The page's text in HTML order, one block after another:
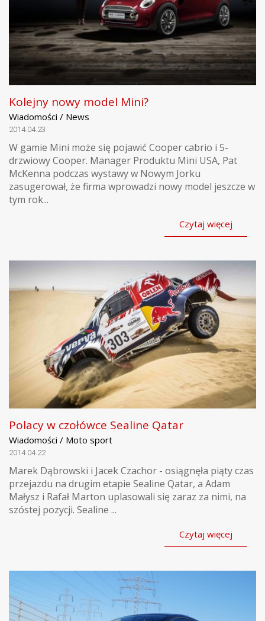
Kolejny nowy model Mini?
Wiadomości / News
2014.04.23
W gamie Mini może się pojawić Cooper cabrio i 5-
drzwiowy Cooper. Manager Produktu Mini USA, Pat
McKenna podczas wystawy w Nowym Jorku
zasugerował, że firma wprowadzi nowy model jeszcze w
tym rok...
Czytaj więcej
Polacy w czołówce Sealine Qatar
Wiadomości / Moto sport
2014.04.22
Marek Dąbrowski i Jacek Czachor - osiągnęła piąty czas
przejazdu na drugim etapie Sealine Qatar, a Adam
Małysz i Rafał Marton uplasowali się zaraz za nimi, na
szóstej pozycji. Sealine ...
Czytaj więcej